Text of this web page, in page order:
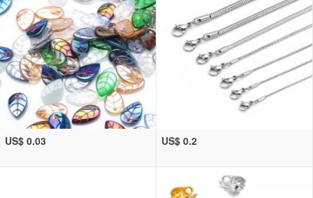
US$ 0.03 US$ 0.2